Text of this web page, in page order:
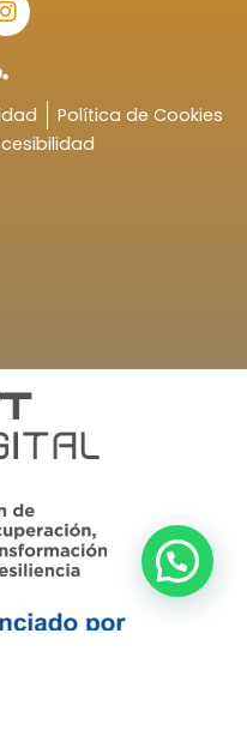
n
s
t
g
r
Política de Cookies